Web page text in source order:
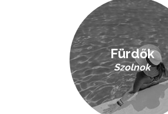
Fürdők
Szolnok